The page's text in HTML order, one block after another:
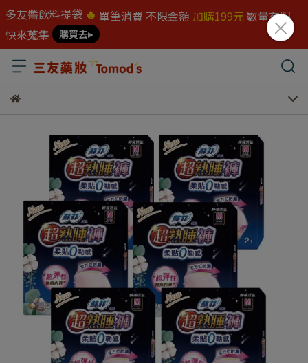
多友醬飲料提袋 🔥 單筆消費 不限金額 加購199元 數量有限
快來蒐集
購買去▸